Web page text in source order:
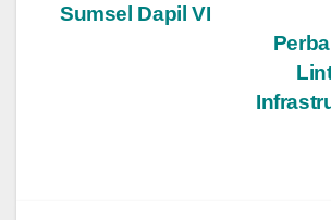
Sumsel Dapil VI